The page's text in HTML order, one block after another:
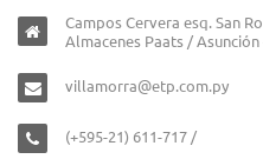
Campos Cervera esq. San
Almacenes Paats / Asunción
villamorra@etp.com.py
(+595-21) 611-717 /